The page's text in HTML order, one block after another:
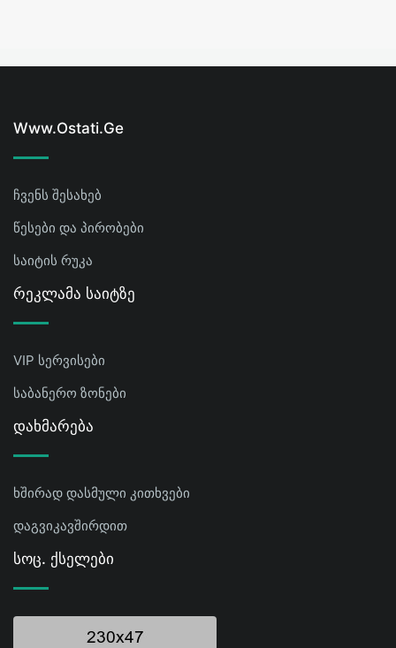
Www.ostati.ge
ჩვენს შესახებ
წესები და პირობები
საიტის რუკა
Რეკლამა Საიტზე
VIP სერვისები
საბანერო ზონები
Დახმარება
ხშირად დასმული კითხვები
დაგვიკავშირდით
Სოც. Ქსელები